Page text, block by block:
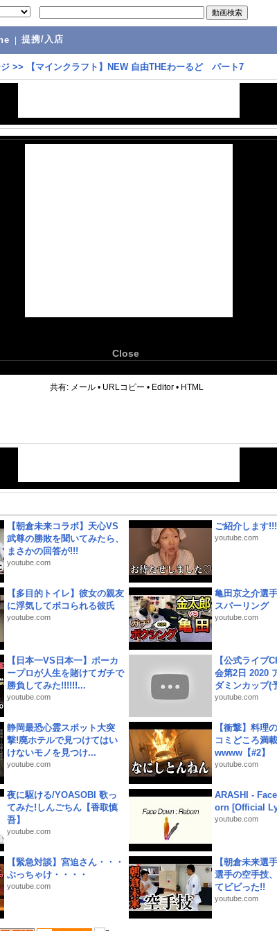
提携/入店
>> 【マインクラフト】NEW 自由THEわーるど パート7
Close
共有: メール • URLコピー • Editor • HTML
【朝倉未来コラボ】天心VS
武尊の勝敗を聞いてみたら、
まさかの回答が!!!
youtube.com
ご紹介します!!!
youtube.com
【多目的トイレ】彼女の親友
に浮気してボコられる彼氏
youtube.com
亀田京之介選
スパーリング
youtube.com
【日本一VS日本一】ポーカ
ープロが人生を賭けてガチで
勝負してみた!!!!!!...
youtube.com
【公式ライブ
会第2日 2020
ダミンカップ(
youtube.com
静岡最恐心霊スポット大突
撃!廃ホテルで見つけてはい
けないモノを見つけ...
youtube.com
【衝撃】料理
コミどころ満
wwww【#2】
youtube.com
夜に駆ける/YOASOBI 歌っ
てみた!しんごちん【香取慎
吾】
youtube.com
ARASHI -
orn [Official
youtube.com
【緊急対談】宮迫さん・・・
ぶっちゃけ・・・・
youtube.com
【朝倉未来選
選手の空手技
てビビった!!
youtube.com